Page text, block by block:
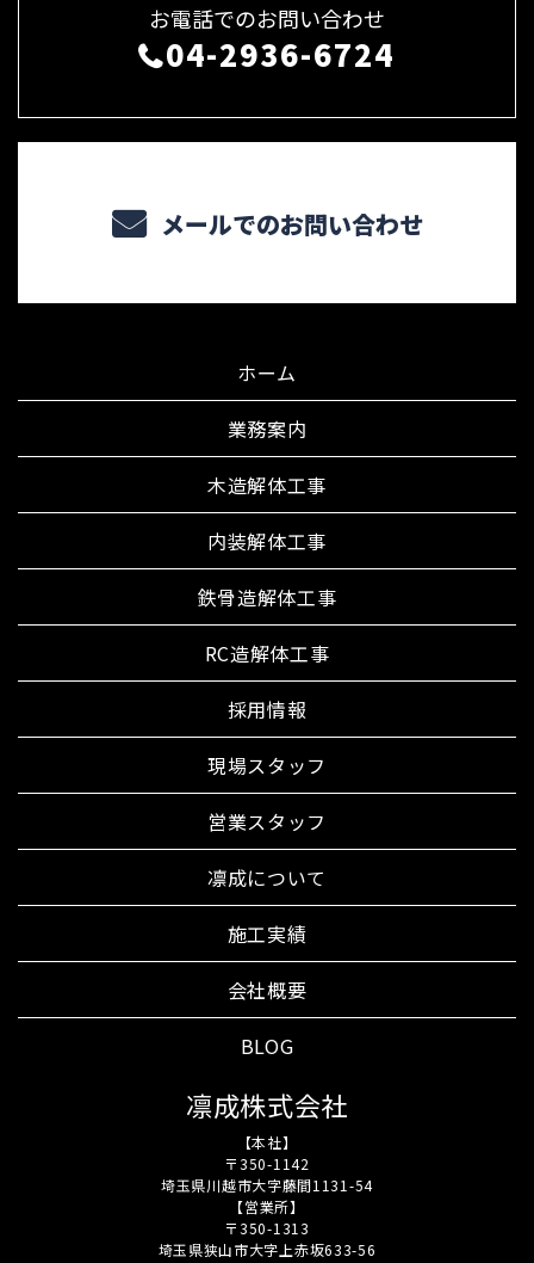
お電話でのお問い合わせ
04-2936-6724
メールでのお問い合わせ
ホーム
業務案内
木造解体工事
内装解体工事
鉄骨造解体工事
RC造解体工事
採用情報
現場スタッフ
営業スタッフ
凛成について
施工実績
会社概要
BLOG
凛成株式会社
【本社】
〒350-1142
埼玉県川越市大字藤間1131-54
【営業所】
〒350-1313
埼玉県狭山市大字上赤坂633-56